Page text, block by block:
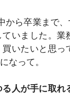
から卒業まで
いました。
いたいと思っ
なって。
る人が手に取